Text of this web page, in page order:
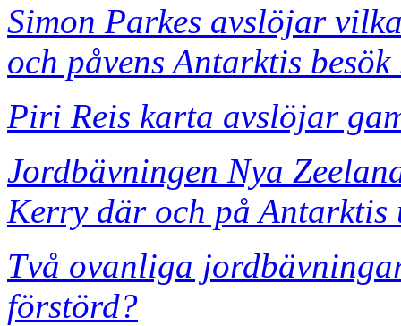
Simon Parkes avslöjar
och påvens Antarktis
Piri Reis karta avslöjar
Jordbävningen Nya
Kerry där och på Antarktis
Två ovanliga
förstörd?